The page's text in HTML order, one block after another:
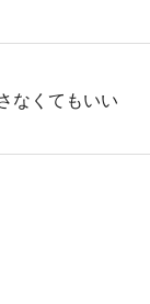
なくてもいい